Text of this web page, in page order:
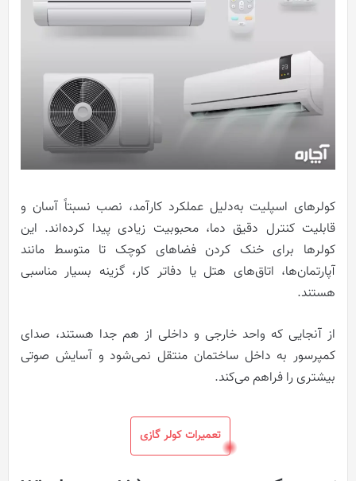
کولرهای اسپلیت به‌دلیل عملکرد کارآمد، نصب نسبتاً آسان و
قابلیت کنترل دقیق دما، محبوبیت زیادی پیدا کرده‌اند. این
کولرها برای خنک کردن فضاهای کوچک تا متوسط مانند
آپارتمان‌ها، اتاق‌های هتل یا دفاتر کار، گزینه بسیار مناسبی
هستند.
از آنجایی که واحد خارجی و داخلی از هم جدا هستند، صدای
کمپرسور به داخل ساختمان منتقل نمی‌شود و آسایش صوتی
بیشتری را فراهم می‌کند.
تعمیرات کولر گازی